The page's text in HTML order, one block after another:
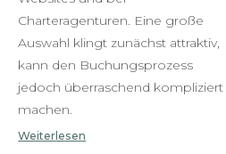
Charteragenturen. Eine große
Auswahl klingt zunächst attraktiv,
kann den Buchungsprozess
jedoch überraschend kompliziert
machen.
Weiterlesen